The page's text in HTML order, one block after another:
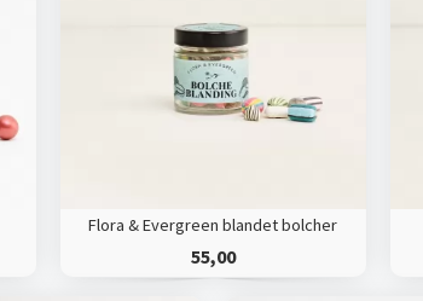
Flora & Evergreen blandet bolcher
55,00